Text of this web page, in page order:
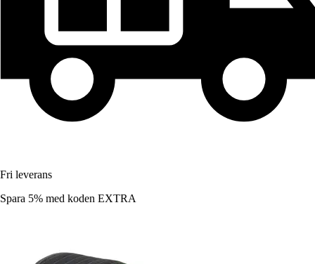
Fri leverans
Spara 5% med koden EXTRA